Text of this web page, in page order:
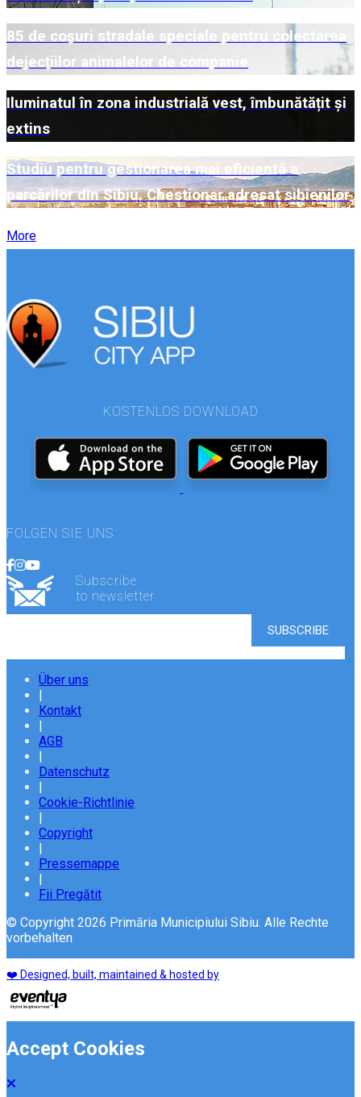
85 de coșuri stradale speciale pentru colectarea
dejecțiilor animalelor de companie
Iluminatul în zona industrială vest, îmbunătățit și
extins
Studiu pentru gestionarea mai eficientă a
parcărilor din Sibiu. Chestionar adresat sibienilor
More
KOSTENLOS DOWNLOAD
FOLGEN SIE UNS
Subscribe
to newsletter
Über uns
|
Kontakt
|
AGB
|
Datenschutz
|
Cookie-Richtlinie
|
Copyright
|
Pressemappe
|
Fii Pregătit
© Copyright 2026 Primăria Municipiului Sibiu. Alle Rechte
vorbehalten
❤️ Designed, built, maintained & hosted by
Accept Cookies